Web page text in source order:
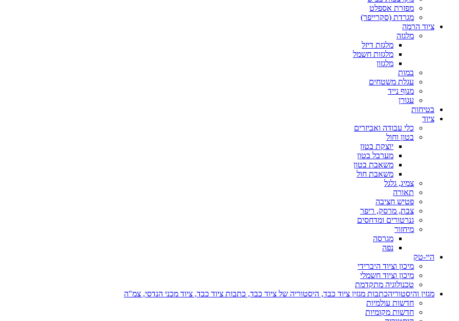
מפזרת אספלט
מגרדת (סקרייפר)
ציוד הרמה
מלגזה
מלגזת דיזל
מלגזות חשמל
מלגזון
במות
עגלת משטחים
מנוף נייד
עגורן
בטיחות
ציוד
כלי עבודה ואביזרים
בטון וחול
יוצקת בטון
מערבל בטון
משאבת בטון
משאבת חול
צמיג, גלגל
תאורה
פטיש חציבה
צבת, מרסק, ריפר
גנרטורים ומדחסים
מיחזור
מגרסה
נפה
היי-טק
מיכון וציוד היברידי
מיכון וציוד חשמלי
טכנולוגיה מתקדמת
מגזין והיסטוריהכתבות מגזין ציוד כבד, היסטוריה של ציוד כבד, כתבות ציוד כבד, ציוד מכני הנדסי, צמ"ה
חדשות עולמיות
חדשות מקומיות